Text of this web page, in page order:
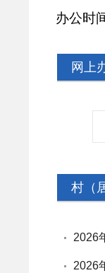
办公时
网上
村（
2026
2026